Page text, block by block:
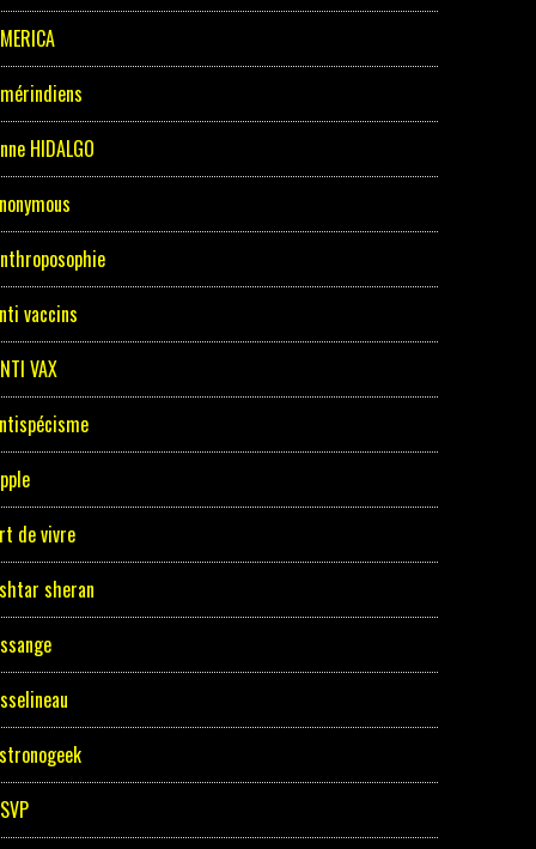
HIDALGO
vaccins
VAX
de vivre
sheran